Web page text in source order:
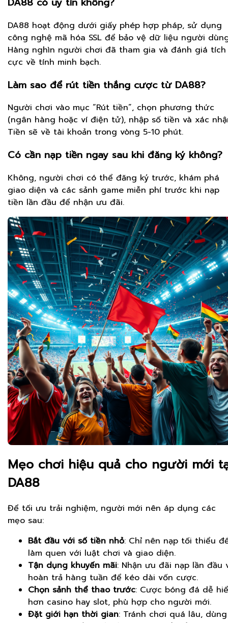
DA88 hoạt động dưới giấy phép hợp pháp, sử dụng
công nghệ mã hóa SSL để bảo vệ dữ liệu người
Hàng nghìn người chơi đã tham gia và đánh giá tích
cực về tính minh bạch.
Làm sao để rút tiền thắng cược từ DA88?
Người chơi vào mục “Rút tiền”, chọn phương thức
(ngân hàng hoặc ví điện tử), nhập số tiền và xác
Tiền sẽ về tài khoản trong vòng 5-10 phút.
Có cần nạp tiền ngay sau khi đăng ký không?
Không, người chơi có thể đăng ký trước, khám phá
giao diện và các sảnh game miễn phí trước khi nạp
tiền lần đầu để nhận ưu đãi.
Mẹo chơi hiệu quả cho người mới
DA88
Để tối ưu trải nghiệm, người mới nên áp dụng các
mẹo sau:
Bắt đầu với số tiền nhỏ: Chỉ nên nạp tối thiểu
làm quen với luật chơi và giao diện.
Tận dụng khuyến mãi: Nhận ưu đãi nạp lần đầu
hoàn trả hàng tuần để kéo dài vốn cược.
Chọn sảnh thể thao trước: Cược bóng đá dễ
hơn casino hay slot, phù hợp cho người mới.
Đặt giới hạn thời gian: Tránh chơi quá lâu, dùng